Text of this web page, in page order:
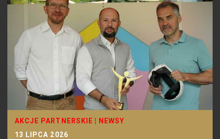
AKCJE PARTNERSKIE
NEWSY
13 LIPCA 2026